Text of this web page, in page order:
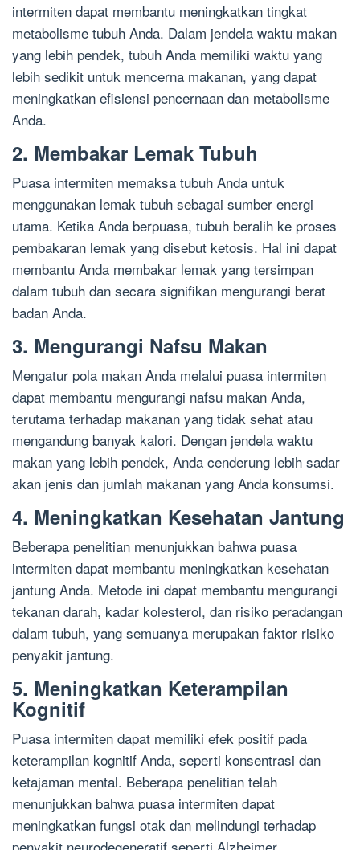
intermiten dapat membantu meningkatkan tingkat
metabolisme tubuh Anda. Dalam jendela waktu makan
yang lebih pendek, tubuh Anda memiliki waktu yang
lebih sedikit untuk mencerna makanan, yang dapat
meningkatkan efisiensi pencernaan dan metabolisme
Anda.
2. Membakar Lemak Tubuh
Puasa intermiten memaksa tubuh Anda untuk
menggunakan lemak tubuh sebagai sumber energi
utama. Ketika Anda berpuasa, tubuh beralih ke proses
pembakaran lemak yang disebut ketosis. Hal ini dapat
membantu Anda membakar lemak yang tersimpan
dalam tubuh dan secara signifikan mengurangi berat
badan Anda.
3. Mengurangi Nafsu Makan
Mengatur pola makan Anda melalui puasa intermiten
dapat membantu mengurangi nafsu makan Anda,
terutama terhadap makanan yang tidak sehat atau
mengandung banyak kalori. Dengan jendela waktu
makan yang lebih pendek, Anda cenderung lebih sadar
akan jenis dan jumlah makanan yang Anda konsumsi.
4. Meningkatkan Kesehatan Jantung
Beberapa penelitian menunjukkan bahwa puasa
intermiten dapat membantu meningkatkan kesehatan
jantung Anda. Metode ini dapat membantu mengurangi
tekanan darah, kadar kolesterol, dan risiko peradangan
dalam tubuh, yang semuanya merupakan faktor risiko
penyakit jantung.
5. Meningkatkan Keterampilan
Kognitif
Puasa intermiten dapat memiliki efek positif pada
keterampilan kognitif Anda, seperti konsentrasi dan
ketajaman mental. Beberapa penelitian telah
menunjukkan bahwa puasa intermiten dapat
meningkatkan fungsi otak dan melindungi terhadap